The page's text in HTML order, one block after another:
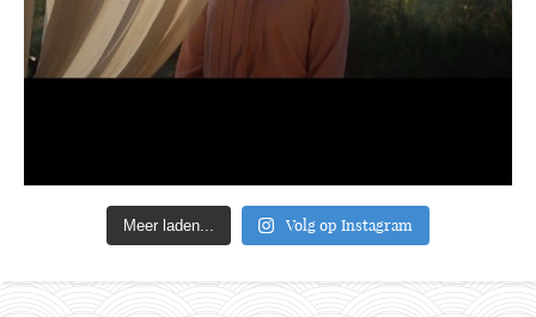
Meer laden... Volg op Instagram